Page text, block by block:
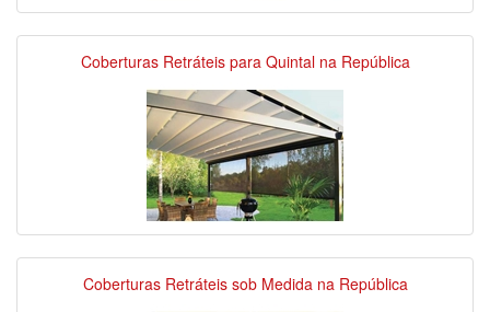
Coberturas Retráteis para Quintal na República
Coberturas Retráteis sob Medida na República